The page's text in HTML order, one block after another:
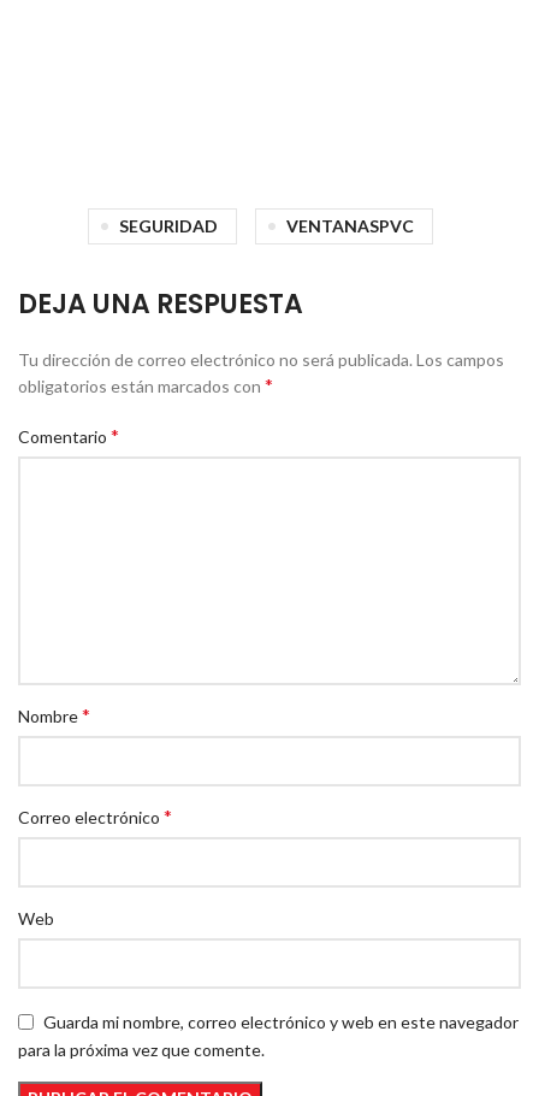
SEGURIDAD VENTANASPVC
DEJA UNA RESPUESTA
Tu dirección de correo electrónico no será publicada. Los campos
obligatorios están marcados con *
Comentario *
Nombre*
Correo electrónico *
Web
Guarda mi nombre, correo electrónico y web en este navegador
para la próxima vez que comente.